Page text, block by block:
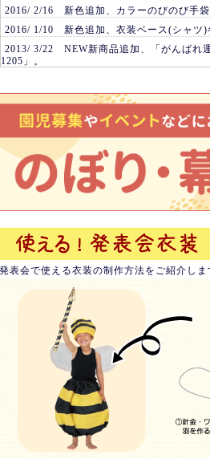
2016/ 2/16 新色追加、カラーのびのび手
2016/ 1/10 新色追加、衣装ベース(シャツ)
2013/ 3/22 NEW新商品追加、「がんば
1205」。
2013/ 2/13 ★ご注意★NP後払い（コンビ
らご利用可能です。金額に満たない場合は
2012/ 4/27 新設しました
2011/ 9/20 応援サイトＡＺ平井
学生マン
2011/ 9/19 応援サイト激安オリジナル
の
2011/ 9/18 応援サイトオープン激安工作
2010/12/08 期間限定5000円以上お買い上
2010/12/01 クリスマスグッズ・お正月グ
2010/ 7/15 保育園用発表会衣装.運動会用
2010/ 6/23 幼稚園.保育園用の発表会.学芸
2010/ 6/ 8 事務所移転に伴い電話番号
2010/ 6/ 4 おすすめ商品更新しました
2010/ 6/ 1 6月1日～6月4日、事務所移転
2010/ 5/19 手づくりうちわキットを追加
2010/ 5/12 発表会衣装を追加しました
2010/ 4/15 売れ筋ランキング更新しました
2010/ 3/28 NP後払いはじめました、ご利
2010/ 3/19 おすすめ商品追加！
発表会で使える衣装の制作方法をご紹介しま